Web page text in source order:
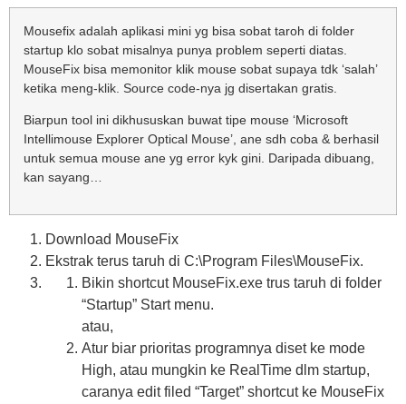
Mousefix adalah aplikasi mini yg bisa sobat taroh di folder
startup klo sobat misalnya punya problem seperti diatas.
MouseFix bisa memonitor klik mouse sobat supaya tdk ‘salah’
ketika meng-klik. Source code-nya jg disertakan gratis.
Biarpun tool ini dikhususkan buwat tipe mouse ‘Microsoft
Intellimouse Explorer Optical Mouse’, ane sdh coba & berhasil
untuk semua mouse ane yg error kyk gini. Daripada dibuang,
kan sayang…
Download MouseFix
Ekstrak terus taruh di C:\Program Files\MouseFix.
Bikin shortcut MouseFix.exe trus taruh di folder
“Startup” Start menu.
atau,
Atur biar prioritas programnya diset ke mode
High, atau mungkin ke RealTime dlm startup,
caranya edit filed “Target” shortcut ke MouseFix